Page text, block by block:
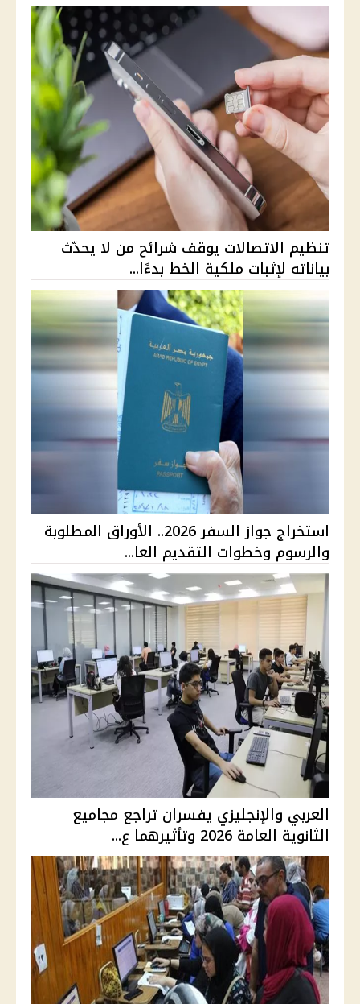
تنظيم الاتصالات يوقف شرائح من لا يحدّث
بياناته لإثبات ملكية الخط بدءًا...
استخراج جواز السفر 2026.. الأوراق المطلوبة
والرسوم وخطوات التقديم العا...
العربي والإنجليزي يفسران تراجع مجاميع
الثانوية العامة 2026 وتأثيرهما ع...